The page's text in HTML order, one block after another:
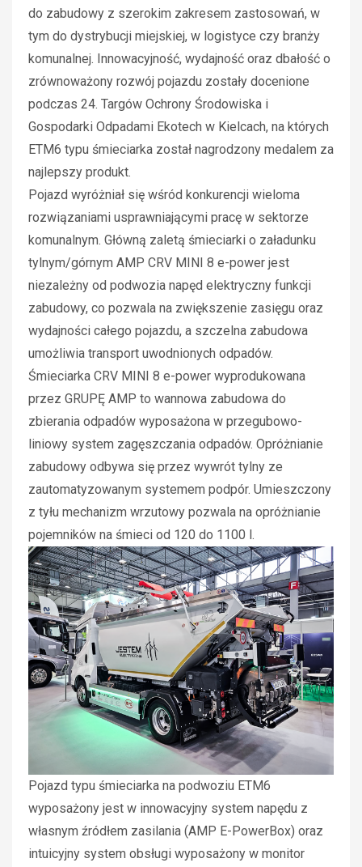
do zabudowy z szerokim zakresem zastosowań, w
tym do dystrybucji miejskiej, w logistyce czy branży
komunalnej. Innowacyjność, wydajność oraz dbałość o
zrównoważony rozwój pojazdu zostały docenione
podczas 24. Targów Ochrony Środowiska i
Gospodarki Odpadami Ekotech w Kielcach, na których
ETM6 typu śmieciarka został nagrodzony medalem za
najlepszy produkt.
Pojazd wyróżniał się wśród konkurencji wieloma
rozwiązaniami usprawniającymi pracę w sektorze
komunalnym. Główną zaletą śmieciarki o załadunku
tylnym/górnym AMP CRV MINI 8 e-power jest
niezależny od podwozia napęd elektryczny funkcji
zabudowy, co pozwala na zwiększenie zasięgu oraz
wydajności całego pojazdu, a szczelna zabudowa
umożliwia transport uwodnionych odpadów.
Śmieciarka CRV MINI 8 e-power wyprodukowana
przez GRUPĘ AMP to wannowa zabudowa do
zbierania odpadów wyposażona w przegubowo-
liniowy system zagęszczania odpadów. Opróżnianie
zabudowy odbywa się przez wywrót tylny ze
zautomatyzowanym systemem podpór. Umieszczony
z tyłu mechanizm wrzutowy pozwala na opróżnianie
pojemników na śmieci od 120 do 1100 l.
Pojazd typu śmieciarka na podwoziu ETM6
wyposażony jest w innowacyjny system napędu z
własnym źródłem zasilania (AMP E-PowerBox) oraz
intuicyjny system obsługi wyposażony w monitor